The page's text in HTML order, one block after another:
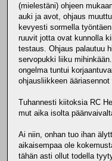
(mielestäni) ohjeen
auki ja avot, ohjaus
kevyesti sormella
ruuvit jotta ovat kunnolla
testaus. Ohjaus palautuu
servopukki liiku
ongelma tuntui
ohjausliikkeen
Tuhannesti kiitoksia RC
mut aika isolta
Ai niin, onhan tuo ihan
aikaisempaa ole
tähän asti ollut todella